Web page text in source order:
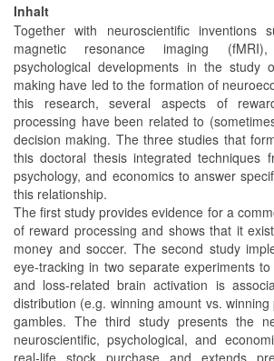
Inhalt
Together with neuroscientific inventions
magnetic resonance imaging
psychological developments in the study
making have led to the formation of
this research, several aspects of
processing have been related to
decision making. The three studies that
this doctoral thesis integrated techniques
psychology, and economics to answer
this relationship.
The first study provides evidence for a
of reward processing and shows that it
money and soccer. The second study
eye-tracking in two separate experiments
and loss-related brain activation is
distribution (e.g. winning amount vs.
gambles. The third study presents the
neuroscientific, psychological, and
real-life stock purchase and extends